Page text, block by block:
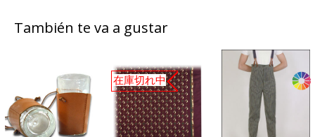
También te va a gustar
在庫切れ中